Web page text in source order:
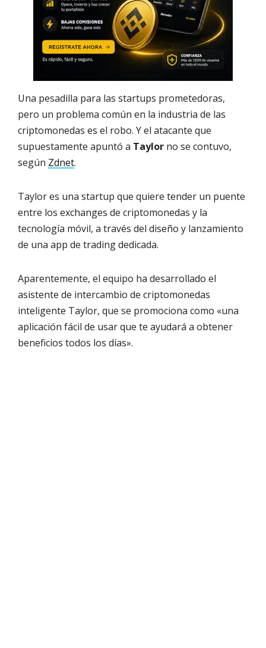
Una pesadilla para las startups prometedoras,
pero un problema común en la industria de las
criptomonedas es el robo. Y el atacante que
supuestamente apuntó a Taylor no se contuvo,
según Zdnet.
Taylor es una startup que quiere tender un puente
entre los exchanges de criptomonedas y la
tecnología móvil, a través del diseño y lanzamiento
de una app de trading dedicada.
Aparentemente, el equipo ha desarrollado el
asistente de intercambio de criptomonedas
inteligente Taylor, que se promociona como «una
aplicación fácil de usar que te ayudará a obtener
beneficios todos los días».